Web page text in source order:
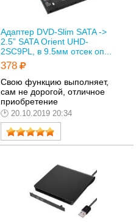
очень надёжным - это
основное замечание.
Остальное незначительно.
- Короткий кабель.
Дотягивает только до
передней панели системного
блока есть порт и диск можно
положить на корпус.
- На чехле нет клапана,
защищающего порты от
засорения и диск от
выскальзывания.
болтаться, если не закрепить
винтами или подкладками.
Устройство выполняет свои
функции более чем
достаточно. Больше не нужно
Адаптер DVD-Slim SATA ->
2.5” SATA Orient UHD-
2SC9PL, в 9.5мм отсек оп...
378
Свою функцию выполняет,
сам не дорогой, отличное
приобретение
20.10.2019 20:34